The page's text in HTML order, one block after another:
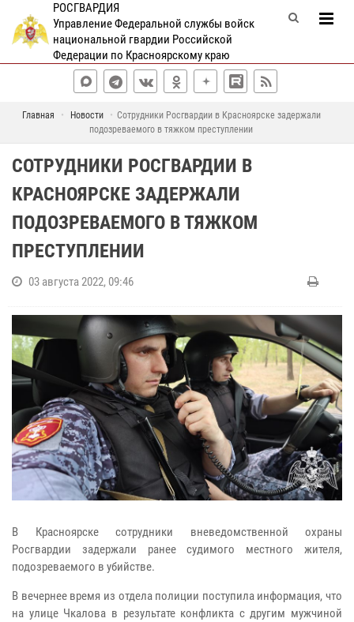
РОСГВАРДИЯ
Управление Федеральной службы войск
национальной гвардии Российской
Федерации по Красноярскому краю
Главная Новости
Сотрудники Росгвардии в Красноярске задержали
подозреваемого в тяжком преступлении
СОТРУДНИКИ РОСГВАРДИИ В
КРАСНОЯРСКЕ ЗАДЕРЖАЛИ
ПОДОЗРЕВАЕМОГО В ТЯЖКОМ
ПРЕСТУПЛЕНИИ
03 августа 2022, 09:46
В Красноярске сотрудники вневедомственной охраны
Росгвардии задержали ранее судимого местного жителя,
подозреваемого в убийстве.
В вечернее время из отдела полиции поступила информация, что
на улице Чкалова в результате конфликта с другим мужчиной